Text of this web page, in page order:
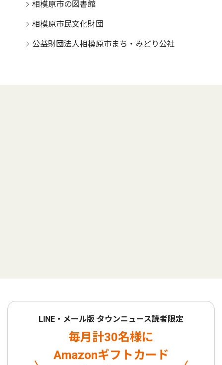
相模原市の図書館
相模原市民文化財団
公益財団法人相模原市まち・みどり公社
LINE・メール版 タウンニュース読者限定
毎月計30名様に
Amazonギフトカード